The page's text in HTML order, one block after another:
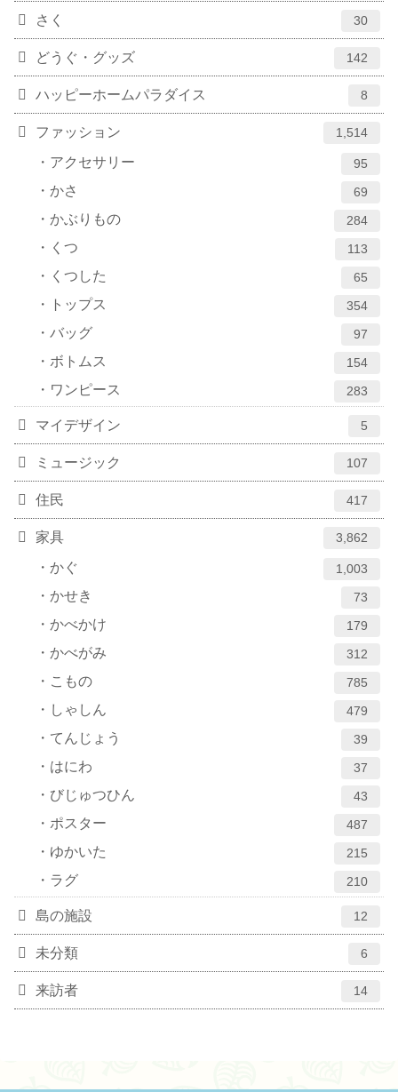
さく 30
どうぐ・グッズ 142
ハッピーホームパラダイス 8
ファッション 1,514
アクセサリー 95
かさ 69
かぶりもの 284
くつ 113
くつした 65
トップス 354
バッグ 97
ボトムス 154
ワンピース 283
マイデザイン 5
ミュージック 107
住民 417
家具 3,862
かぐ 1,003
かせき 73
かべかけ 179
かべがみ 312
こもの 785
しゃしん 479
てんじょう 39
はにわ 37
びじゅつひん 43
ポスター 487
ゆかいた 215
ラグ 210
島の施設 12
未分類 6
来訪者 14